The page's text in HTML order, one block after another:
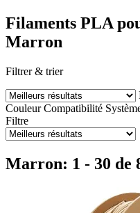
Filaments PLA
Marron
Filtrer & trier
CouleurCompatibilité
Filtre
Marron: 1 - 30 de